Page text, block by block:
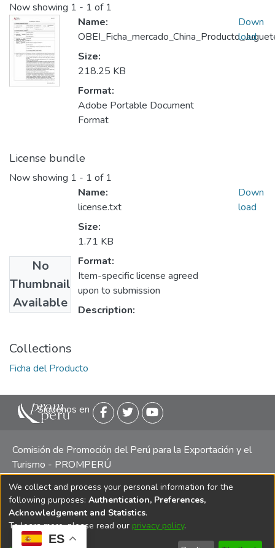
ES
Now showing 1 - 1 of 1
Name:
Size:
218.25 KB
Format:
Adobe Portable Document
Format
Down
load
License bundle
Now showing 1 - 1 of 1
No
Thumbnail
Available
Name:
license.txt
Size:
1.71 KB
Format:
Item-specific license agreed
upon to submission
Description:
Down
load
Collections
Ficha del Producto
Siguenos en
Comisión de Promoción del Perú para la Exportación y el
Turismo - PROMPERÚ
Central telefónica: (511) 616 7300 / 616 7400 Calle Uno
Oeste 50, Edificio Mincetur, Pisos 13 y 14, San Isidro -
Lima
We collect and process your personal information for the
following purposes: Authentication, Preferences,
Acknowledgement and Statistics.
To learn more, please read our privacy policy.